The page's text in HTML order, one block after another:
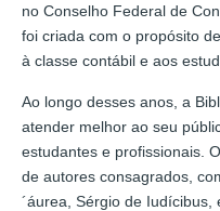
no Conselho Federal de
foi criada com o propósito
à classe contábil e aos
Ao longo desses anos, a
atender melhor ao seu
estudantes e profissionais.
de autores consagrados,
´áurea, Sérgio de Iudícibus,